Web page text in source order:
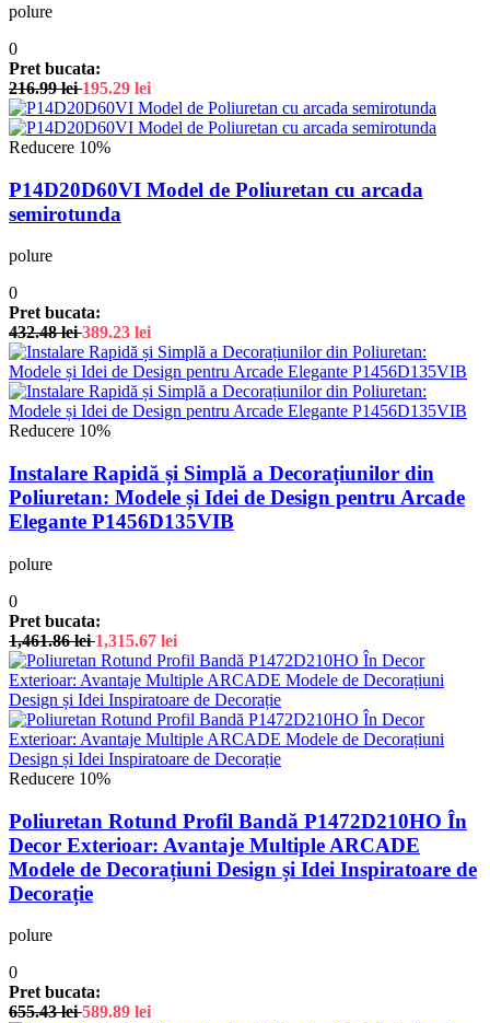
polure
0
Pret bucata:
216.99lei 195.29 lei
Reducere 10%
P14D20D60VI Model de Poliuretan cu arcada
semirotunda
polure
0
Pret bucata:
432.48lei 389.23 lei
Reducere 10%
Instalare Rapidă și Simplă a Decorațiunilor din
Poliuretan: Modele și Idei de Design pentru Arcade
Elegante P1456D135VIB
polure
0
Pret bucata:
1,461.86lei 1,315.67 lei
Reducere 10%
Poliuretan Rotund Profil Bandă P1472D210HO În
Decor Exterioar: Avantaje Multiple ARCADE
Modele de Decorațiuni Design și Idei Inspiratoare de
Decorație
polure
0
Pret bucata:
655.43lei 589.89 lei